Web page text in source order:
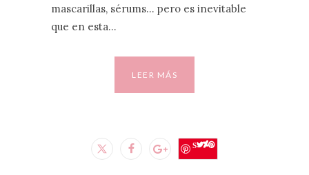
mascarillas, sérums… pero es inevitable
que en esta…
LEER MÁS
Save